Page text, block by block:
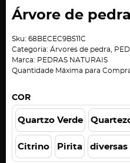
Árvore de
Sku: 68BECEC9B511C
Categoria: Árvores de pedra
Marca: PEDRAS NATURAIS
Quantidade Máxima para
COR
Quartzo Verde
Citrino Pirita diversas